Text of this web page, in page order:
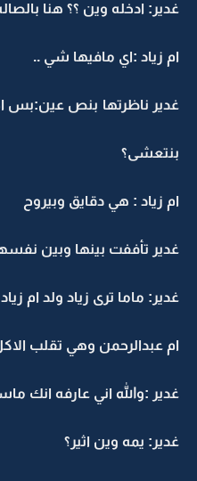
غدير: ادخله وين ؟؟ هنا
ام زياد :اي مافيها شي ..
غدير ناظرتها بنص عين:بس
بنتعشى؟
ام زياد : هي دقايق وبيروح
غدير تأففت بينها وبين
غدير: ماما ترى زياد ولد ام
ام عبدالرحمن وهي تقلب
غدير :والله اني عارفه انك
غدير: يمه وين اثير؟